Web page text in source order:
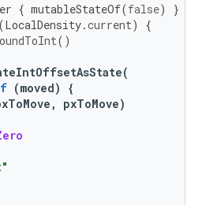
{ mutableStateOf(false)
}
(LocalDensity.current)
{
()
(
(moved)
{
, pxToMove)